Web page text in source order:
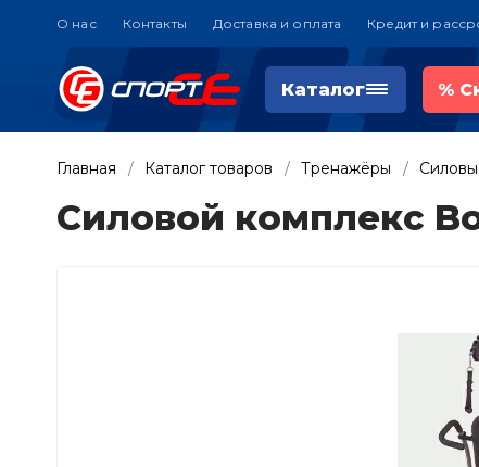
О нас Контакты Доставка и оплата Кредит и
Каталог %
Главная Каталог товаров Тренажёры
Силовой комплекс